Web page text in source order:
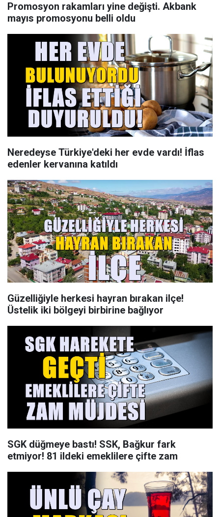
Promosyon rakamları yine değişti. Akbank
mayıs promosyonu belli oldu
Neredeyse Türkiye'deki her evde vardı! İflas
edenler kervanına katıldı
Güzelliğiyle herkesi hayran bırakan ilçe!
Üstelik iki bölgeyi birbirine bağlıyor
SGK düğmeye bastı! SSK, Bağkur fark
etmiyor! 81 ildeki emeklilere çifte zam